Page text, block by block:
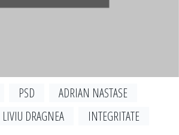
PSD
ADRIAN NASTASE
LIVIU DRAGNEA
INTEGRITATE